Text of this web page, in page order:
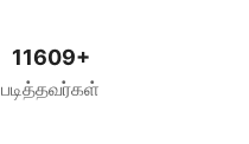
11609+
படித்தவர்கள்